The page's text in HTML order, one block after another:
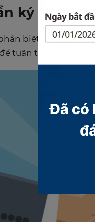
ký hợp
biệt rõ khi nào
tuân thủ pháp